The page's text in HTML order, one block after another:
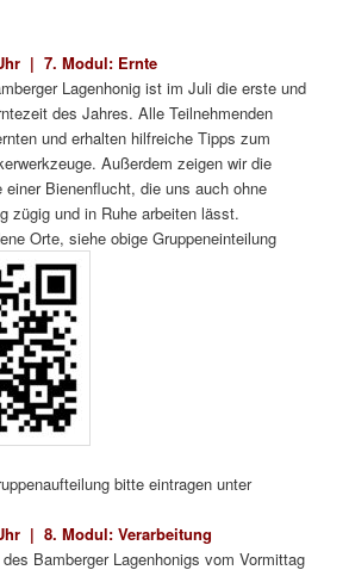
| 7. Modul: Ernte
Lagenhonig ist im Juli die erste und
des Jahres. Alle Teilnehmenden
und erhalten hilfreiche Tipps zum
Außerdem zeigen wir die
einer Bienenflucht, die uns auch ohne
zügig und in Ruhe arbeiten lässt.
Orte, siehe obige Gruppeneinteilung
bitte eintragen unter
| 8. Modul: Verarbeitung
Bamberger Lagenhonigs vom Vormittag